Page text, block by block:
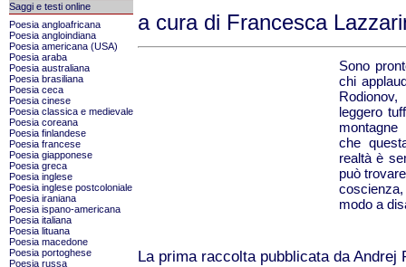
Saggi e testi online
Poesia angloafricana
Poesia angloindiana
Poesia americana (USA)
Poesia araba
Poesia australiana
Poesia brasiliana
Poesia ceca
Poesia cinese
Poesia classica e medievale
Poesia coreana
Poesia finlandese
Poesia francese
Poesia giapponese
Poesia greca
Poesia inglese
Poesia inglese postcoloniale
Poesia iraniana
Poesia ispano-americana
Poesia italiana
Poesia lituana
Poesia macedone
Poesia portoghese
Poesia russa
a cura di Francesca
Sono
chi
leggero
che
realtà è
può
modo a
La prima raccolta pubblicata da Andrej